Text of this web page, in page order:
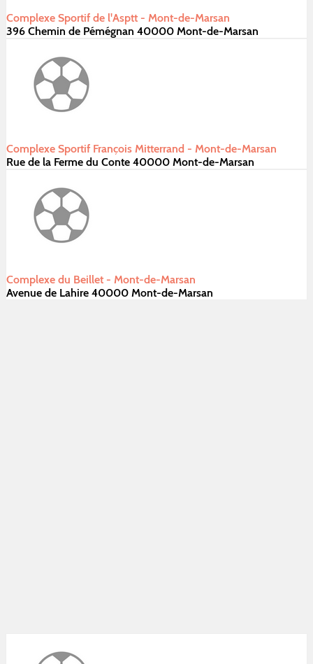
Complexe Sportif de l'Asptt - Mont-de-Marsan
396 Chemin de Pémégnan 40000 Mont-de-Marsan
Complexe Sportif François Mitterrand - Mont-de-Marsan
Rue de la Ferme du Conte 40000 Mont-de-Marsan
Complexe du Beillet - Mont-de-Marsan
Avenue de Lahire 40000 Mont-de-Marsan